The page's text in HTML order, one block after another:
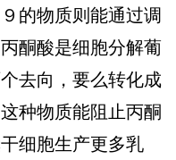
的物质则能通过调
酮酸是细胞分解葡
去向，要么转化成
种物质能阻止丙酮
细胞生产更多乳